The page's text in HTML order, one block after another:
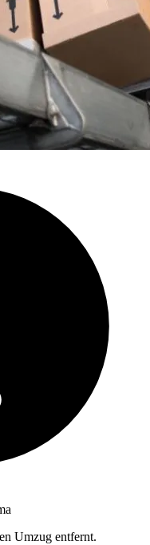
Umzug entfernt.